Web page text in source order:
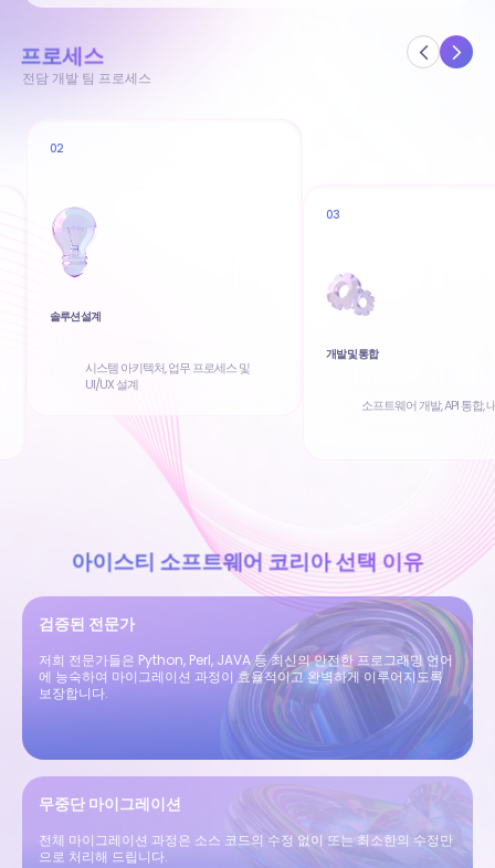
프로세스
전담 개발 팀 프로세스
솔루션 설계
시스템 아키텍처, 업무 프로세스 및
UI/UX 설계
개발 및 통합
소프트웨어 개발, API 통합, 내부
아이스티 소프트웨어 코리아 선택 이유
검증된 전문가
저희 전문가들은 Python, Perl, JAVA 등 최신의 안전한 프로그래밍 언어
에 능숙하여 마이그레이션 과정이 효율적이고 완벽하게 이루어지도록
보장합니다.
무중단 마이그레이션
전체 마이그레이션 과정은 소스 코드의 수정 없이 또는 최소한의 수정만
으로 처리해 드립니다.